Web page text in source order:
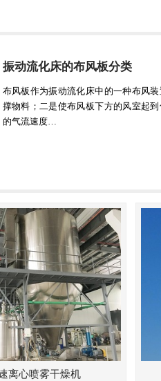
振动流化床的布风板分类
布风板作为振动流化床中的一种布风
撑物料；二是使布风板下方的风室起
的气流速度…
离心喷雾干燥机